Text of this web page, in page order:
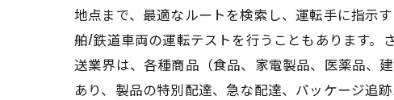
地点まで、最適なルートを検索し、運転手に指示
舶/鉄道車両の運転テストを行うこともあります。
送業界は、各種商品（食品、家電製品、医薬品、
あり、製品の特別配達、急な配達、パッケージ追